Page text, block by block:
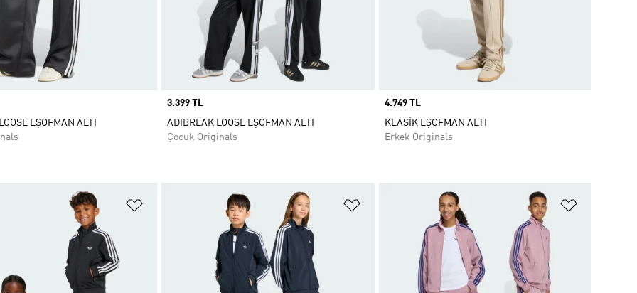
EŞOFMAN ALTI
Price
3.399 TL
ADIBREAK LOOSE EŞOFMAN ALTI
Çocuk Originals
Price
4.749 TL
KLASİK EŞOFMAN ALTI
Erkek Originals
Favori Listesine Ekle Favori Listesine Ekle